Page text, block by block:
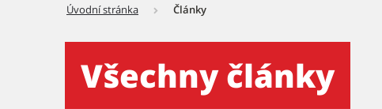
Články - Tiskový servis
Úvodní stránka Články
Všechny články